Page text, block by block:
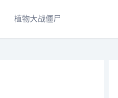
植物大战僵尸